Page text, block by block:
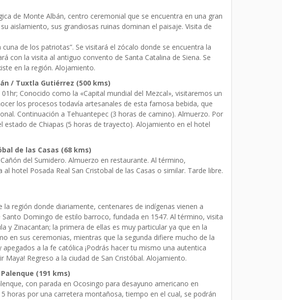
de Monte Albán, centro ceremonial que se encuentra en una gran
aislamiento, sus grandiosas ruinas dominan el paisaje. Visita de
de los patriotas”. Se visitará el zócalo donde se encuentra la
con la visita al antiguo convento de Santa Catalina de Siena. Se
en la región. Alojamiento.
/ Tuxtla Gutiérrez (500 kms)
Conocido como la «Capital mundial del Mezcal», visitaremos un
los procesos todavía artesanales de esta famosa bebida, que
Continuación a Tehuantepec (3 horas de camino). Almuerzo. Por
de Chiapas (5 horas de trayecto). Alojamiento en el hotel
de las Casas (68 kms)
del Sumidero. Almuerzo en restaurante. Al término,
hotel Posada Real San Cristobal de las Casas o similar. Tarde libre.
región donde diariamente, centenares de indígenas vienen a
Domingo de estilo barroco, fundada en 1547. Al término, visita
y Zinacantan; la primera de ellas es muy particular ya que en la
en sus ceremonias, mientras que la segunda difiere mucho de la
a la fe católica ¡Podrás hacer tu mismo una autentica
Regreso a la ciudad de San Cristóbal. Alojamiento.
(191 kms)
con parada en Ocosingo para desayuno americano en
horas por una carretera montañosa, tiempo en el cual, se podrán